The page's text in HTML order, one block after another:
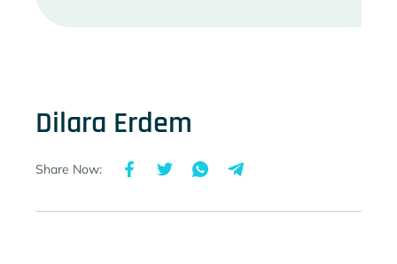
Dilara Erdem
Share Now: